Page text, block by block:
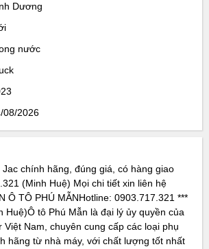
Dương
nước
08/2026
chính hãng, đúng giá, có hàng giao
(Minh Huệ) Mọi chi tiết xin liên hệ
Ô TÔ PHÚ MẪNHotline: 0903.717.321 ***
Huệ)Ô tô Phú Mẫn là đại lý ủy quyền của
Việt Nam, chuyên cung cấp các loại phụ
hãng từ nhà máy, với chất lượng tốt nhất